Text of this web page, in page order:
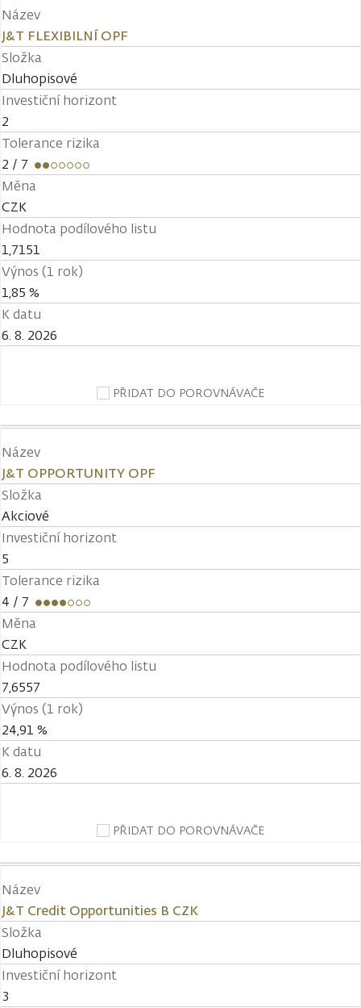
Název
J&T FLEXIBILNÍ OPF
Složka
Dluhopisové
Investiční horizont
2
Tolerance rizika
2 / 7
Měna
CZK
Hodnota podílového listu
1,7151
Výnos (1 rok)
1,85 %
K datu
6. 8. 2026
PŘIDAT DO POROVNÁVAČE
Název
J&T OPPORTUNITY OPF
Složka
Akciové
Investiční horizont
5
Tolerance rizika
4 / 7
Měna
CZK
Hodnota podílového listu
7,6557
Výnos (1 rok)
24,91 %
K datu
6. 8. 2026
PŘIDAT DO POROVNÁVAČE
Název
J&T Credit Opportunities B CZK
Složka
Dluhopisové
Investiční horizont
3